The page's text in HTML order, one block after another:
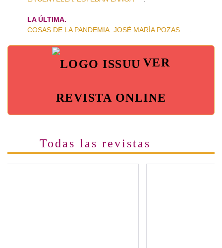
LA ÚLTIMA.
COSAS DE LA PANDEMIA. JOSÉ MARÍA POZAS
VER
REVISTA ONLINE
Todas las revistas